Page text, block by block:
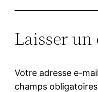
Laisser
Votre adresse e-
champs